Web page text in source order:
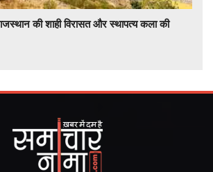
की शाही विरासत और स्थापत्य कला की